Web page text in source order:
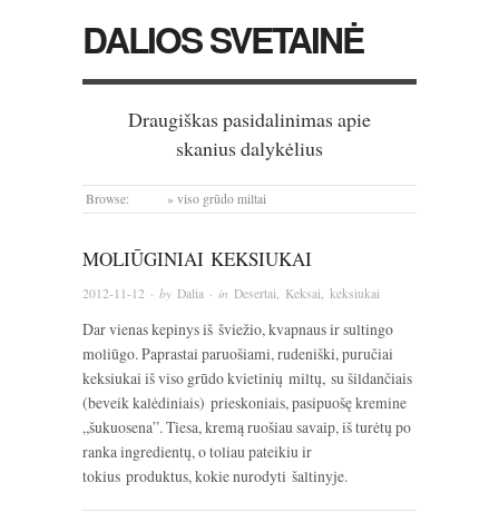
DALIOS SVETAINĖ
Draugiškas pasidalinimas apie
skanius dalykėlius
Browse: » viso grūdo miltai
MOLIŪGINIAI KEKSIUKAI
2012-11-12 · by Dalia · in Desertai, Keksai, keksiukai
Dar vienas kepinys iš šviežio, kvapnaus ir sultingo
moliūgo. Paprastai paruošiami, rudeniški, puručiai
keksiukai iš viso grūdo kvietinių miltų, su šildančiais
(beveik kalėdiniais) prieskoniais, pasipuošę kremine
„šukuosena”. Tiesa, kremą ruošiau savaip, iš turėtų po
ranka ingredientų, o toliau pateikiu ir
tokius produktus, kokie nurodyti šaltinyje.